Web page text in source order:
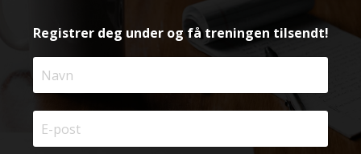
Registrer deg under og få treningen tilsendt!